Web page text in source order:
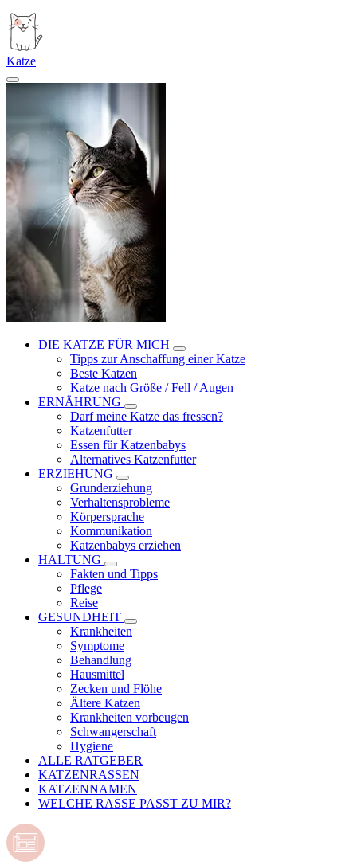
Katze
DIE KATZE FÜR MICH
Tipps zur Anschaffung einer Katze
Beste Katzen
Katze nach Größe / Fell / Augen
ERNÄHRUNG
Darf meine Katze das fressen?
Katzenfutter
Essen für Katzenbabys
Alternatives Katzenfutter
ERZIEHUNG
Grunderziehung
Verhaltensprobleme
Körpersprache
Kommunikation
Katzenbabys erziehen
HALTUNG
Fakten und Tipps
Pflege
Reise
GESUNDHEIT
Krankheiten
Symptome
Behandlung
Hausmittel
Zecken und Flöhe
Ältere Katzen
Krankheiten vorbeugen
Schwangerschaft
Hygiene
ALLE RATGEBER
KATZENRASSEN
KATZENNAMEN
WELCHE RASSE PASST ZU MIR?